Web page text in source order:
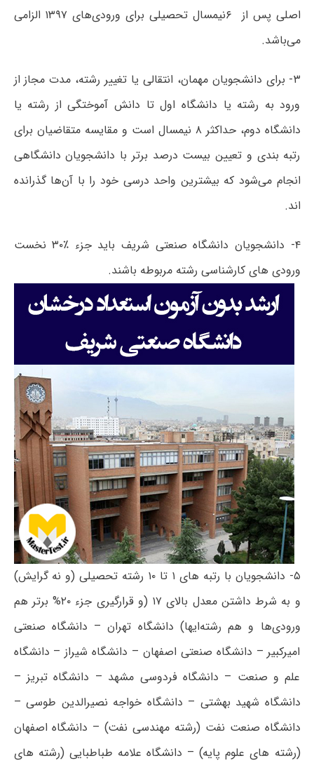
اصلی پس از ۶نیمسال تحصیلی برای ورودی‌های ۱۳۹۷
الزامی
میباشد.
۳- برای دانشجویان مهمان، انتقالی یا تغییر رشته، مدت مجاز از
ورود به رشته یا دانشگاه اول تا دانش آموختگی از رشته یا
دانشگاه دوم، حداکثر ۸ نیمسال است و مقایسه متقاضیان برای
رتبه بندی و تعیین بیست درصد برتر با دانشجویان دانشگاهی
انجام می‌شود که بیشترین واحد درسی خود را با آن‌ها گذرانده
اند.
۴- دانشجویان دانشگاه صنعتی شریف باید جزء ٪۳۰ نخست
ورودی های کارشناسی رشته مربوطه باشند.
۵- دانشجویان با رتبه های ۱ تا ۱۰ رشته تحصیلی (و نه گرایش)
و به شرط داشتن معدل بالای ۱۷ (و قرارگیری جزء ۲۰% برتر هم
ورودی‌ها و هم رشته‌ای‎ها) دانشگاه تهران – دانشگاه صنعتی
امیرکبیر – دانشگاه صنعتی اصفهان – دانشگاه شیراز – دانشگاه
علم و صنعت – دانشگاه فردوسی مشهد – دانشگاه تبریز –
دانشگاه شهید بهشتی – دانشگاه خواجه نصیرالدین طوسی –
دانشگاه صنعت نفت (رشته مهندسی نفت) – دانشگاه اصفهان
(رشته های علوم پایه) – دانشگاه علامه طباطبایی (رشته های